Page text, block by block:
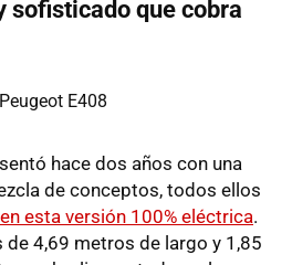
sofisticado que cobra
hace dos años con una
de conceptos, todos ellos
esta versión 100% eléctrica.
de 4,69 metros de largo y 1,85